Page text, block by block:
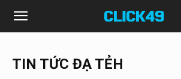
Click49
TIN TỨC ĐẠ TẺH